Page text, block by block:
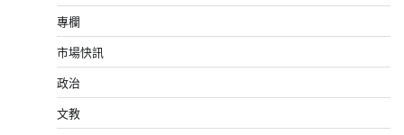
專欄
市場快訊
政治
文教